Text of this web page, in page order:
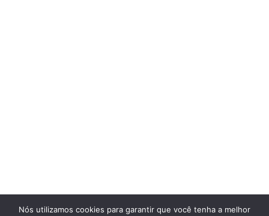
Nós utilizamos cookies para garantir que você tenha a melhor